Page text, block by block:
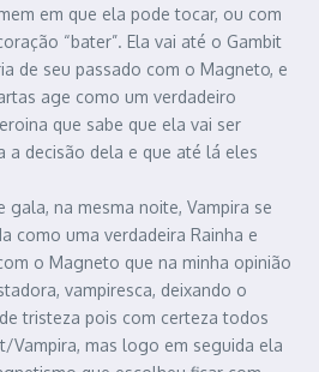
em que ela pode tocar, ou com
“bater”. Ela vai até o Gambit
de seu passado com o Magneto, e
age como um verdadeiro
que sabe que ela vai ser
a decisão dela e que até lá eles
gala, na mesma noite, Vampira se
como uma verdadeira Rainha e
o Magneto que na minha opinião
vampiresca, deixando o
tristeza pois com certeza todos
Vampira, mas logo em seguida ela